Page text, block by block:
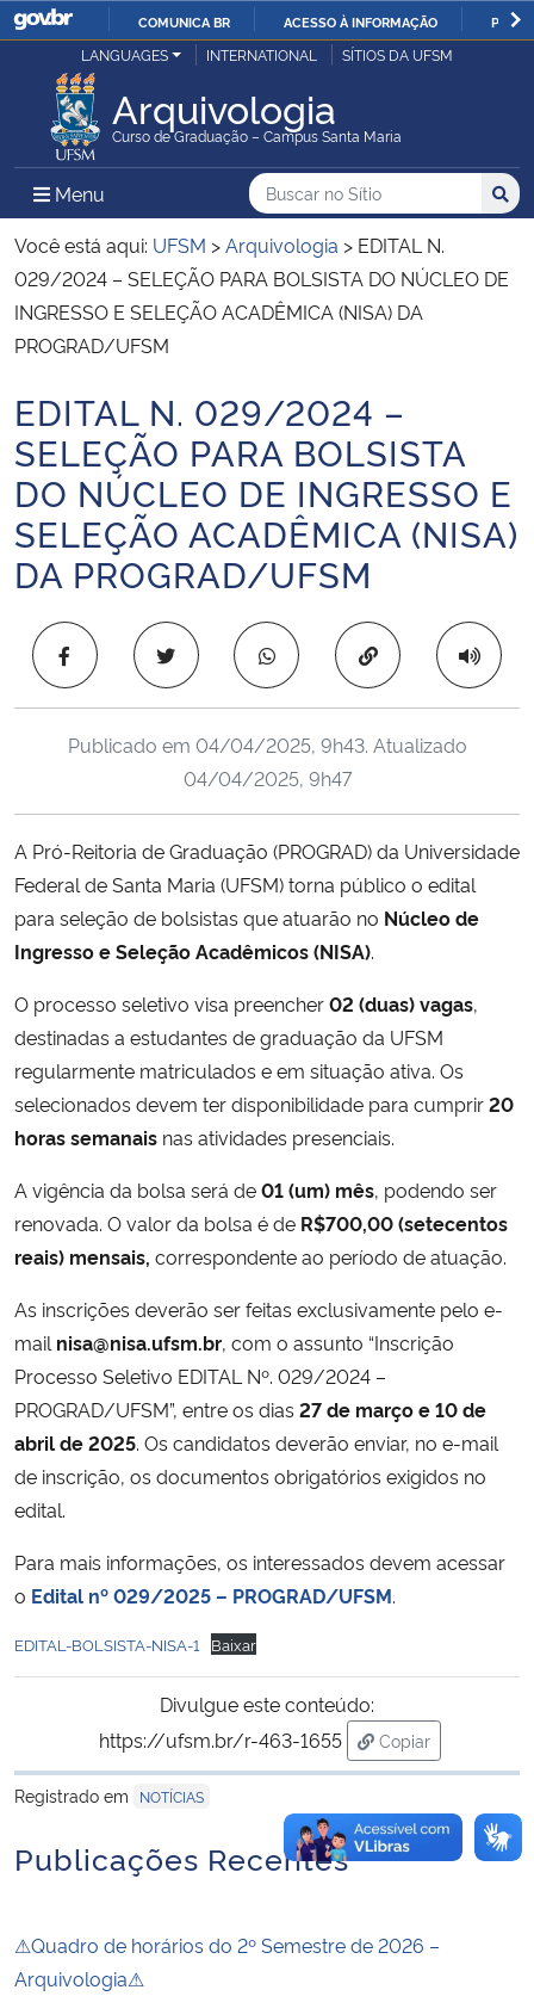
IR
O
COMUNICA BR ACESSO À INFORMAÇÃO
Ministério da Justiça e Segurança Pública
Ministério da Defesa
Ministério das Relações Exteriores
Ministério da Economia
Ministério da Agricultura, Pecuária e Abastecimento
Ministério da Educação
Ministério da Cidadania
Ministério da Saúde
Ministério de Minas e Energia
Ministério da Ciência, Tecnologia, Inovações e Comunicações
Ministério do Desenvolvimento Regional
Controladoria-Geral da União
Ministério da Mulher, da Família e dos Direitos Humanos
Secretaria de Governo
Gabinete de Segurança Institucional
Advocacia-Geral da União
Banco Central do Brasil
Planalto
LANGUAGES INTERNATIONAL SÍTIOS DA UFSM
Arquivologia
Curso de Graduação – Campus Santa Maria
Menu Menu Principal do Sítio
Busca
Buscar no no Sítio
Busca:
Você está aqui: UFSM >Arquivologia > EDITAL N.
029/2024 – SELEÇÃO PARA BOLSISTA DO NÚCLEO DE
INGRESSO E SELEÇÃO ACADÊMICA (NISA) DA
PROGRAD/UFSM
Início do conteúdo
EDITAL N. 029/2024 –
SELEÇÃO PARA BOLSISTA
DO NÚCLEO DE INGRESSO E
SELEÇÃO ACADÊMICA (NISA)
DA PROGRAD/UFSM
Copiar para área
Publicado em 04/04/2025, 9h43. Atualizado
04/04/2025, 9h47
A Pró-Reitoria de Graduação (PROGRAD) da Universidade
Federal de Santa Maria (UFSM) torna público o edital
para seleção de bolsistas que atuarão no Núcleo de
Ingresso e Seleção Acadêmicos (NISA).
O processo seletivo visa preencher02 (duas) vagas,
destinadas a estudantes de graduação da UFSM
regularmente matriculados e em situação ativa. Os
selecionados devem ter disponibilidade para cumprir20
horas semanais nas atividades presenciais.
A vigência da bolsa será de01 (um) mês, podendo ser
renovada. O valor da bolsa é de R$700,00 (setecentos
reais) mensais, correspondente ao período de atuação.
As inscrições deverão ser feitas exclusivamente pelo e-
mail nisa@nisa.ufsm.br, com o assunto “Inscrição
Processo Seletivo EDITAL Nº. 029/2024 –
PROGRAD/UFSM”, entre os dias 27 de março e 10 de
abril de 2025. Os candidatos deverão enviar, no e-mail
de inscrição, os documentos obrigatórios exigidos no
edital.
Para mais informações, os interessados devem acessar
o Edital nº 029/2025 – PROGRAD/UFSM.
EDITAL-BOLSISTA-NISA-1 Baixar
Divulgue este conteúdo:
https://ufsm.br/r-463-1655
Copiar
para área de
Registrado em
NOTÍCIAS
Publicações Recentes
⚠Quadro de horários do 2º Semestre de 2026 –
Arquivologia⚠